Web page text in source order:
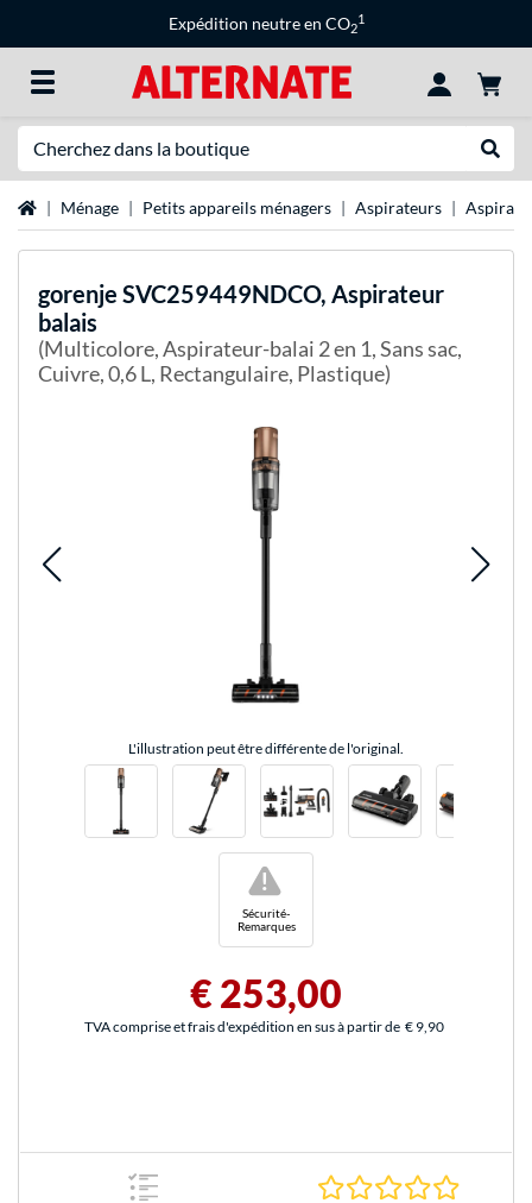
Expédition neutre en CO2
1
Page d'accueil
Ménage Petits appareils ménagers Aspirateurs
gorenje SVC259449NDCO, Aspirateur
balais
(Multicolore, Aspirateur-balai 2 en 1, Sans sac,
Cuivre, 0,6 L, Rectangulaire, Plastique)
L'illustration peut être différente de l'original.
Sécurité-
Remarques
!
€ 253,00
TVA comprise et frais d'expédition en sus à partir de € 9,90